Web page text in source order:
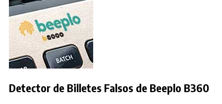
Detector de Billetes Falsos de Beeplo B360